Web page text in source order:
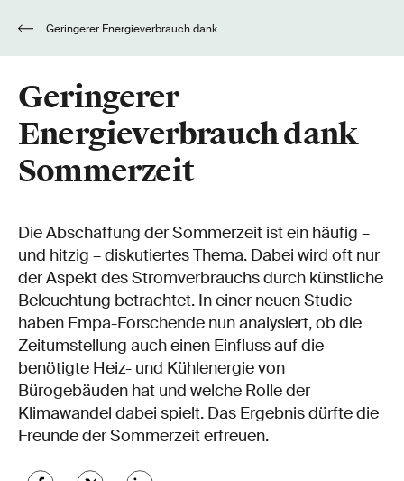
Geringerer
Energieverbrauch dank
Sommerzeit
Die Abschaffung der Sommerzeit ist ein häufig –
und hitzig – diskutiertes Thema. Dabei wird oft nur
der Aspekt des Stromverbrauchs durch künstliche
Beleuchtung betrachtet. In einer neuen Studie
haben Empa-Forschende nun analysiert, ob die
Zeitumstellung auch einen Einfluss auf die
benötigte Heiz- und Kühlenergie von
Bürogebäuden hat und welche Rolle der
Klimawandel dabei spielt. Das Ergebnis dürfte die
Freunde der Sommerzeit erfreuen.